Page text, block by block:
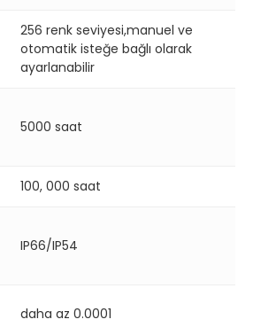
256 renk seviyesi,manuel ve
otomatik isteğe bağlı olarak
ayarlanabilir
5000 saat
100, 000 saat
IP66/IP54
daha az 0.0001